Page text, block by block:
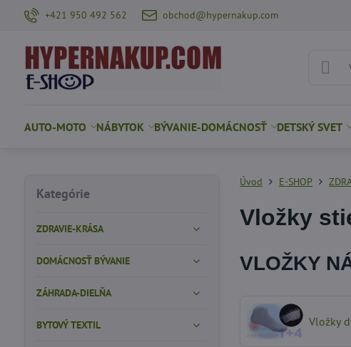
+421 950 492 562 obchod@hypernakup.com
AUTO-MOTO NÁBYTOK BÝVANIE-DOMÁCNOSŤ DETSKÝ SVET
Úvod E-SHOP
Vložky
VLOŽKY
Vložky
Kategórie
ZDRAVIE-KRÁSA
DOMÁCNOSŤ BÝVANIE
ZÁHRADA-DIELŇA
BYTOVÝ TEXTIL